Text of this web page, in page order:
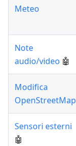
Meteo
Note
audio/video 🤖
Modifica
OpenStreetMap
Sensori esterni
🤖